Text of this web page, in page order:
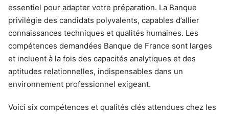
essentiel pour adapter votre préparation. La Banque
privilégie des candidats polyvalents, capables d’allier
connaissances techniques et qualités humaines. Les
compétences demandées Banque de France sont larges
et incluent à la fois des capacités analytiques et des
aptitudes relationnelles, indispensables dans un
environnement professionnel exigeant.
Voici six compétences et qualités clés attendues chez les